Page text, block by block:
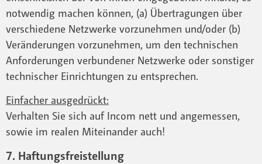
notwendig machen können, (a) Übertragungen über
verschiedene Netzwerke vorzunehmen und/oder (b)
Veränderungen vorzunehmen, um den technischen
Anforderungen verbundener Netzwerke oder sonstiger
technischer Einrichtungen zu entsprechen.
Einfacher ausgedrückt:
Verhalten Sie sich auf Incom nett und angemessen,
sowie im realen Miteinander auch!
7. Haftungsfreistellung